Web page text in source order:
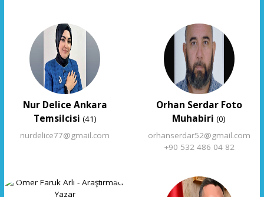
Nur Delice Ankara
Temsilcisi (41)
nurdelice77@gmail.com
Orhan Serdar Foto
Muhabiri (0)
orhanserdar52@gmail.com
+90 532 486 04 82